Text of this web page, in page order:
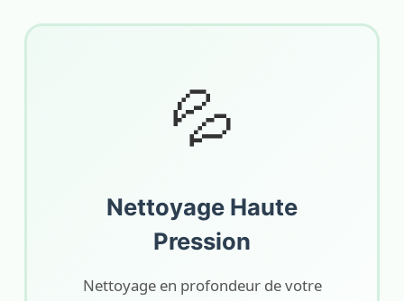
💦
Nettoyage Haute
Pression
Nettoyage en profondeur de votre